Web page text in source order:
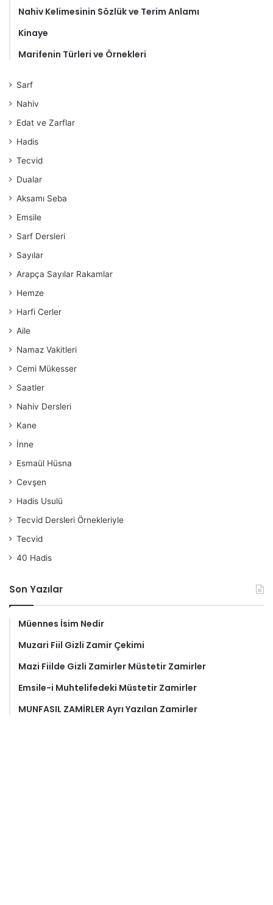
Nahiv Kelimesinin Sözlük ve Terim Anlamı
Kinaye
Marifenin Türleri ve Örnekleri
Sarf
Nahiv
Edat ve Zarflar
Hadis
Tecvid
Dualar
Aksamı Seba
Emsile
Sarf Dersleri
Sayılar
Arapça Sayılar Rakamlar
Hemze
Harfi Cerler
Aile
Namaz Vakitleri
Cemi Mükesser
Saatler
Nahiv Dersleri
Kane
İnne
Esmaül Hüsna
Cevşen
Hadis Usulü
Tecvid Dersleri Örnekleriyle
Tecvid
40 Hadis
Son Yazılar
Müennes İsim Nedir
Muzari Fiil Gizli Zamir Çekimi
Mazi Fiilde Gizli Zamirler Müstetir Zamirler
Emsile-i Muhtelifedeki Müstetir Zamirler
MUNFASIL ZAMİRLER Ayrı Yazılan Zamirler